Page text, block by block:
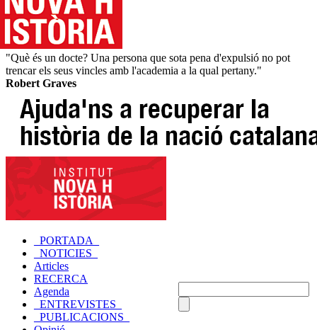
"Què és un docte? Una persona que sota pena d'expulsió no pot
trencar els seus vincles amb l'academia a la qual pertany."
Robert Graves
_PORTADA_
_NOTICIES_
Articles
RECERCA
Agenda
_ENTREVISTES_
_PUBLICACIONS_